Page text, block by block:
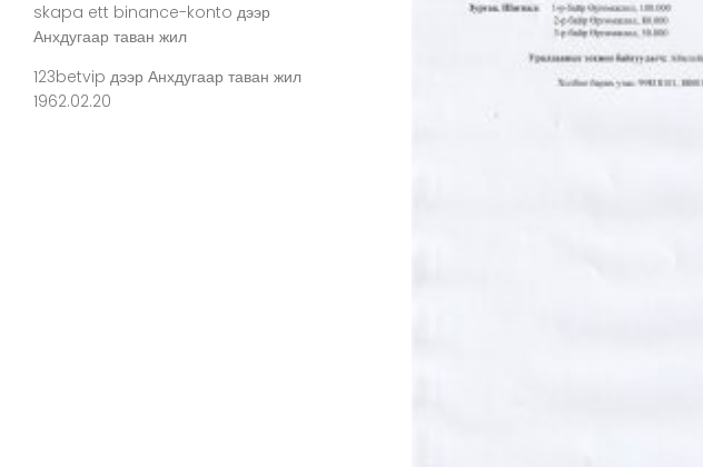
skapa ett binance-konto дээр
Анхдугаар таван жил
123betvip дээр Анхдугаар таван жил
1962.02.20